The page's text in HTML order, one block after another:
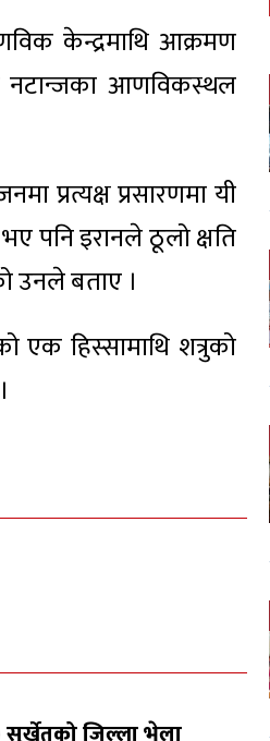
केन्द्रमाथि आक्रमण
नटान्जका आणविकस्थल
प्रत्यक्ष प्रसारणमा यी
पनि इरानले ठूलो क्षति
उनले बताए ।
एक हिस्सामाथि शत्रुको